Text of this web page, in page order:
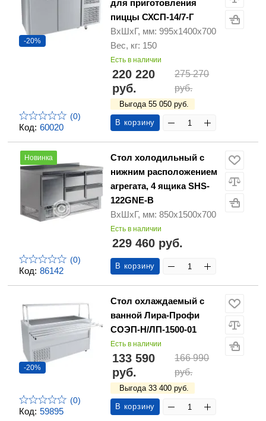
Код: 60020
-20%
(0)
для приготовления
пиццы СХСП-14/7-Г
ВхШхГ, мм: 995х1400х700
Вес, кг: 150
Есть в наличии
220 220
руб.
275 270
руб.
Выгода 55 050 руб.
В корзину
Код: 86142
Новинка
(0)
Стол холодильный с
нижним расположением
агрегата, 4 ящика SHS-
122GNE-B
ВхШхГ, мм: 850х1500х700
Есть в наличии
229 460 руб.
В корзину
Код: 59895
-20%
(0)
Стол охлаждаемый с
ванной Лира-Профи
СОЭП-Н/ЛП-1500-01
Есть в наличии
133 590
руб.
166 990
руб.
Выгода 33 400 руб.
В корзину